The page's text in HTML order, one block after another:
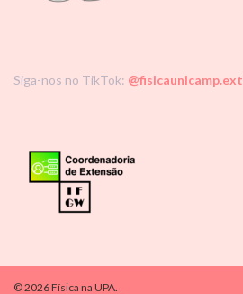
Siga-nos no TikTok: @fisicaunicamp.ext
© 2026 Física na UPA.